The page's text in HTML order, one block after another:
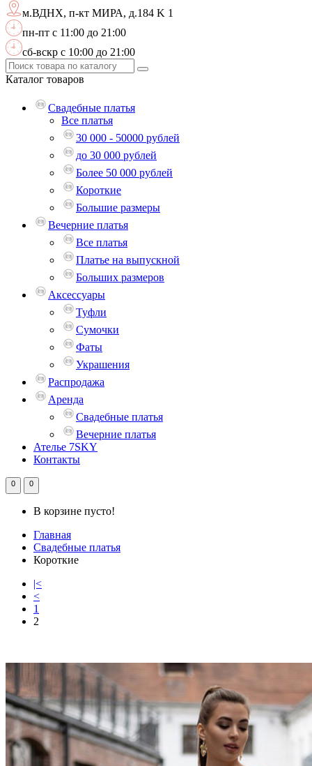
м.ВДНХ, п-кт МИРА, д.184 K 1
пн-пт с 11:00 до 21:00
сб-вскр с 10:00 до 21:00
Каталог товаров
Свадебные платья
Все платья
30 000 - 50000 рублей
до 30 000 рублей
Более 50 000 рублей
Короткие
Большие размеры
Вечерние платья
Все платья
Платье на выпускной
Больших размеров
Аксессуары
Туфли
Сумочки
Фаты
Украшения
Распродажа
Аренда
Свадебные платья
Вечерние платья
Ателье 7SKY
Контакты
0 0
В корзине пусто!
Главная
Свадебные платья
Короткие
|<
<
1
2